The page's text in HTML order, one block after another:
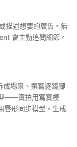
描述想要的廣告。無
會主動追問細節。
場景、撰寫逐鏡腳
——實拍用寫實模
唇形同步模型。生成